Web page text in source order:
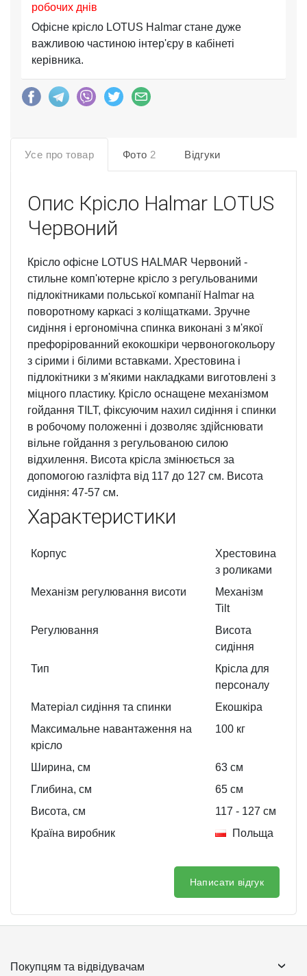
робочих днів
Офісне крісло LOTUS Halmar стане дуже
важливою частиною інтер'єру в кабінеті
керівника.
Усе про товар Фото 2 Відгуки
Опис Крісло Halmar LOTUS
Червоний
Крісло офісне LOTUS HALMAR Червоний -
стильне комп'ютерне крісло з регульованими
підлокітниками польської компанії Halmar на
поворотному каркасі з коліщатками. Зручне
сидіння і ергономічна спинка виконані з м'якої
префорірованний екокошкіри червоногокольору
з сірими і білими вставками. Хрестовина і
підлокітники з м'якими накладками виготовлені з
міцного пластику. Крісло оснащене механізмом
гойдання TILT, фіксуючим нахил сидіння і спинки
в робочому положенні і дозволяє здійснювати
вільне гойдання з регульованою силою
відхилення. Висота крісла змінюється за
допомогою газліфта від 117 до 127 см. Висота
сидіння: 47-57 см.
Характеристики
Корпус
Хрестовина
з роликами
Механізм регулювання висоти
Механізм
Tilt
Регулювання
Висота
сидіння
Тип
Крісла для
персоналу
Матеріал сидіння та спинки
Екошкіра
Максимальне навантаження на
крісло
100 кг
Ширина, см 63 см
Глибина, см
65 см
Висота, см
117 - 127 см
Країна виробник
Польща
Написати відгук
Покупцям та відвідувачам